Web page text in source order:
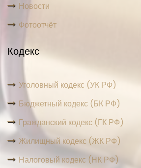
Новости
Фотоотчёт
Кодекс
Уголовный кодекс (УК РФ)
Бюджетный кодекс (БК РФ)
Гражданский кодекс (ГК РФ)
Жилищный кодекс (ЖК РФ)
Налоговый кодекс (НК РФ)